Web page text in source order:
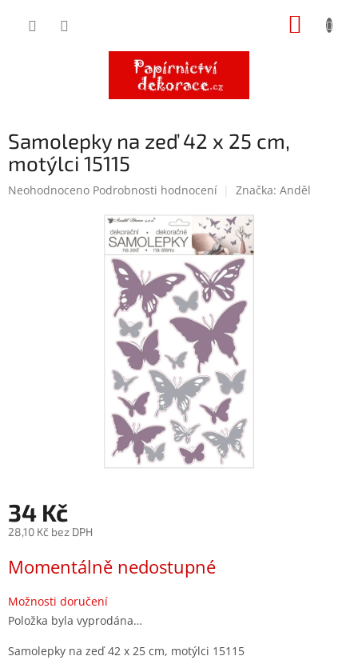
Samolepky na zeď 42 x 25 cm,
motýlci 15115
Průměrné
Neohodnoceno Podrobnosti hodnocení Značka: Anděl
34 Kč
28,10 Kč bez DPH
cena:
Momentálně nedostupné
Možnosti doručení
Položka byla vyprodána…
Samolepky na zeď 42 x 25 cm, motýlci 15115